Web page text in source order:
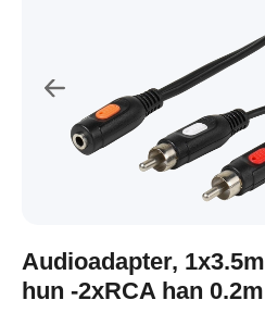
Audioadapter,
hun -2xRCA han 0.2m